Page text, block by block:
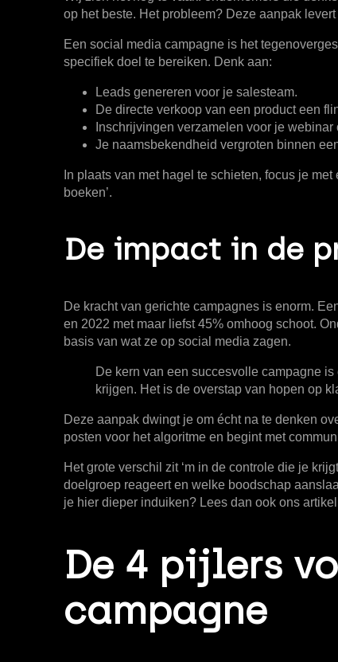
op het beste. Het probleem? Deze aanpak
Een social media campagne is het
specifiek doel te bereiken. Denk aan:
Leads genereren voor je salesteam.
De directe verkoop van een product een
Inschrijvingen verzamelen voor je webinar
Je naamsbekendheid vergroten binnen
In plaats van met hagel te schieten, focus je
boeken’.
De impact in de
De kracht van gerichte campagnes is enorm.
en 2022 met maar liefst45% omhoog schoot.
basis van wat ze op social media zagen.
De kern van een succesvolle campagne
krijgen. Het is de overstap van hopen op
Deze aanpak dwingt je om écht na te denken
posten voor het algoritme en begint met
Het grote verschil zit ‘m in de controle die je
doelgroep reageert en welke boodschap
je hier dieper induiken? Lees dan ook ons
De 4 pijlers
campagne